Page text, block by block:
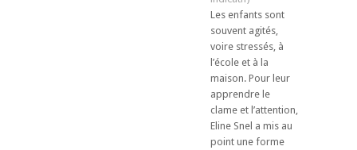
Les enfants sont
souvent agités,
voire stressés, à
l’école et à la
maison. Pour leur
apprendre le
clame et l’attention,
Eline Snel a mis au
point une forme